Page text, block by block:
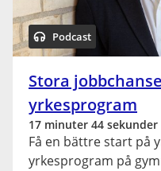
Podcast
Stora
yrkesprogram
17 minuter 44 sekunder
Få en bättre start på
yrkesprogram på